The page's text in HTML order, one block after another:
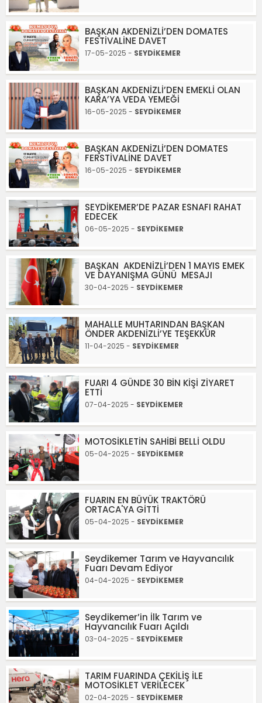
BAŞKAN AKDENİZLİ’DEN DOMATES
FESTİVALİNE DAVET
17-05-2025 - SEYDİKEMER
BAŞKAN AKDENİZLİ’DEN EMEKLİ OLAN
KARA’YA VEDA YEMEĞİ
16-05-2025 - SEYDİKEMER
BAŞKAN AKDENİZLİ’DEN DOMATES
FERSTİVALİNE DAVET
16-05-2025 - SEYDİKEMER
SEYDİKEMER’DE PAZAR ESNAFI RAHAT
EDECEK
06-05-2025 - SEYDİKEMER
BAŞKAN AKDENİZLİ’DEN 1 MAYIS EMEK
VE DAYANIŞMA GÜNÜ MESAJI
30-04-2025 - SEYDİKEMER
MAHALLE MUHTARINDAN BAŞKAN
ÖNDER AKDENİZLİ’YE TEŞEKKÜR
11-04-2025 - SEYDİKEMER
FUARI 4 GÜNDE 30 BİN KİŞİ ZİYARET
ETTİ
07-04-2025 - SEYDİKEMER
MOTOSİKLETİN SAHİBİ BELLİ OLDU
05-04-2025 - SEYDİKEMER
FUARIN EN BÜYÜK TRAKTÖRÜ
ORTACA'YA GİTTİ
05-04-2025 - SEYDİKEMER
Seydikemer Tarım ve Hayvancılık
Fuarı Devam Ediyor
04-04-2025 - SEYDİKEMER
Seydikemer’in İlk Tarım ve
Hayvancılık Fuarı Açıldı
03-04-2025 - SEYDİKEMER
TARIM FUARINDA ÇEKİLİŞ İLE
MOTOSİKLET VERİLECEK
02-04-2025 - SEYDİKEMER